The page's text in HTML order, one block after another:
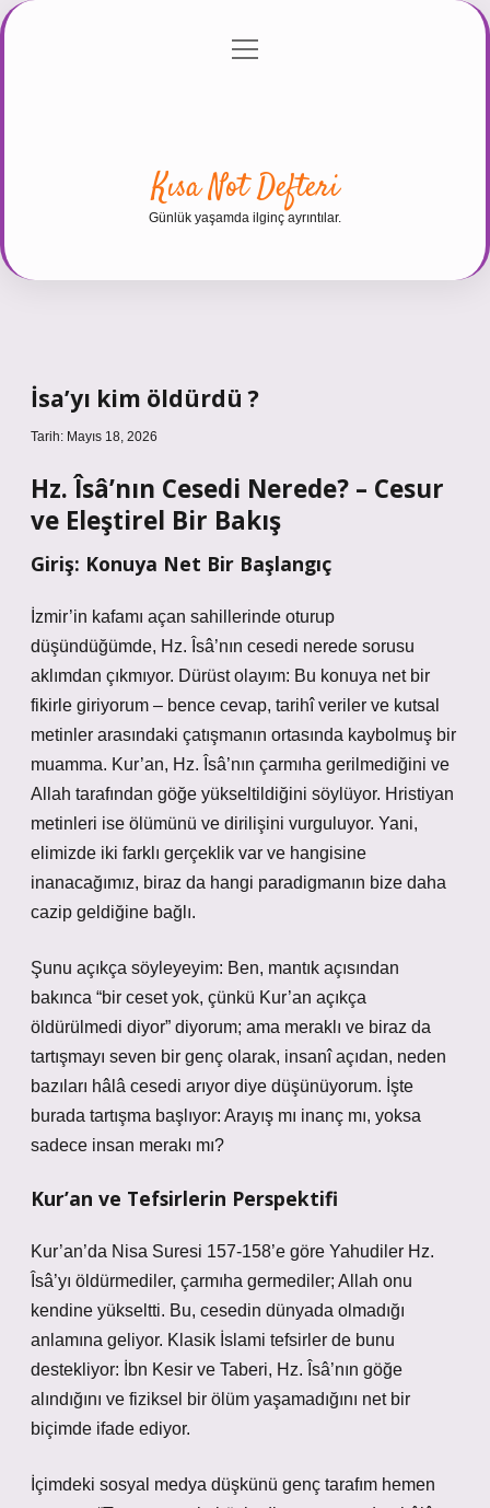
Gizlilik Politikası
menüyü
Kısa Not Defteri
Günlük yaşamda ilginç ayrıntılar.
İsa’yı kim öldürdü ?
Tarih: Mayıs 18, 2026
Hz. Îsâ’nın Cesedi Nerede? – Cesur
ve Eleştirel Bir Bakış
Giriş: Konuya Net Bir Başlangıç
İzmir’in kafamı açan sahillerinde oturup
düşündüğümde, Hz. Îsâ’nın cesedi nerede sorusu
aklımdan çıkmıyor. Dürüst olayım: Bu konuya net bir
fikirle giriyorum – bence cevap, tarihî veriler ve kutsal
metinler arasındaki çatışmanın ortasında kaybolmuş bir
muamma. Kur’an, Hz. Îsâ’nın çarmıha gerilmediğini ve
Allah tarafından göğe yükseltildiğini söylüyor. Hristiyan
metinleri ise ölümünü ve dirilişini vurguluyor. Yani,
elimizde iki farklı gerçeklik var ve hangisine
inanacağımız, biraz da hangi paradigmanın bize daha
cazip geldiğine bağlı.
Şunu açıkça söyleyeyim: Ben, mantık açısından
bakınca “bir ceset yok, çünkü Kur’an açıkça
öldürülmedi diyor” diyorum; ama meraklı ve biraz da
tartışmayı seven bir genç olarak, insanî açıdan, neden
bazıları hâlâ cesedi arıyor diye düşünüyorum. İşte
burada tartışma başlıyor: Arayış mı inanç mı, yoksa
sadece insan merakı mı?
Kur’an ve Tefsirlerin Perspektifi
Kur’an’da Nisa Suresi 157-158’e göre Yahudiler Hz.
Îsâ’yı öldürmediler, çarmıha germediler; Allah onu
kendine yükseltti. Bu, cesedin dünyada olmadığı
anlamına geliyor. Klasik İslami tefsirler de bunu
destekliyor: İbn Kesir ve Taberi, Hz. Îsâ’nın göğe
alındığını ve fiziksel bir ölüm yaşamadığını net bir
biçimde ifade ediyor.
İçimdeki sosyal medya düşkünü genç tarafım hemen